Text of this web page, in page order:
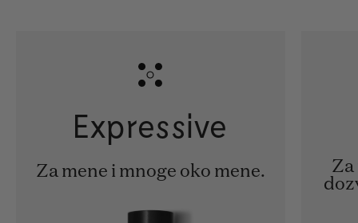
Expressive
Za mene i mnoge oko mene.
Za